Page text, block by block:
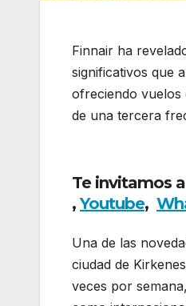
Finnair ha
significativos que
ofreciendo vuelos
de una tercera
Te invitamos
,Youtube,
Una de las
ciudad de
veces por